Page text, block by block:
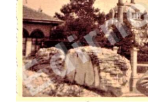
AHİ ÇELEBİ ÇUBUKÇULAR